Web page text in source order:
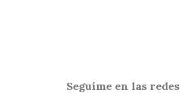
Seguíme en las redes